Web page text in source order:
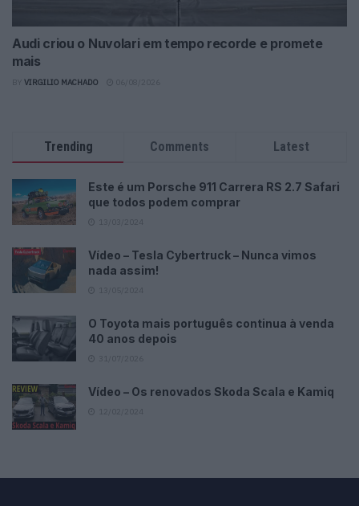
Audi criou o Nuvolari em tempo recorde e promete
mais
VIRGILIO MACHADO
Trending Comments Latest
Este é um Porsche 911 Carrera RS 2.7 Safari
que todos podem comprar
Vídeo – Tesla Cybertruck – Nunca vimos
nada assim!
O Toyota mais português continua à venda
40 anos depois
Vídeo – Os renovados Skoda Scala e Kamiq